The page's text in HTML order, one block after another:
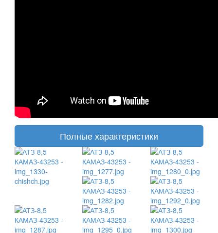
Полные характеристики